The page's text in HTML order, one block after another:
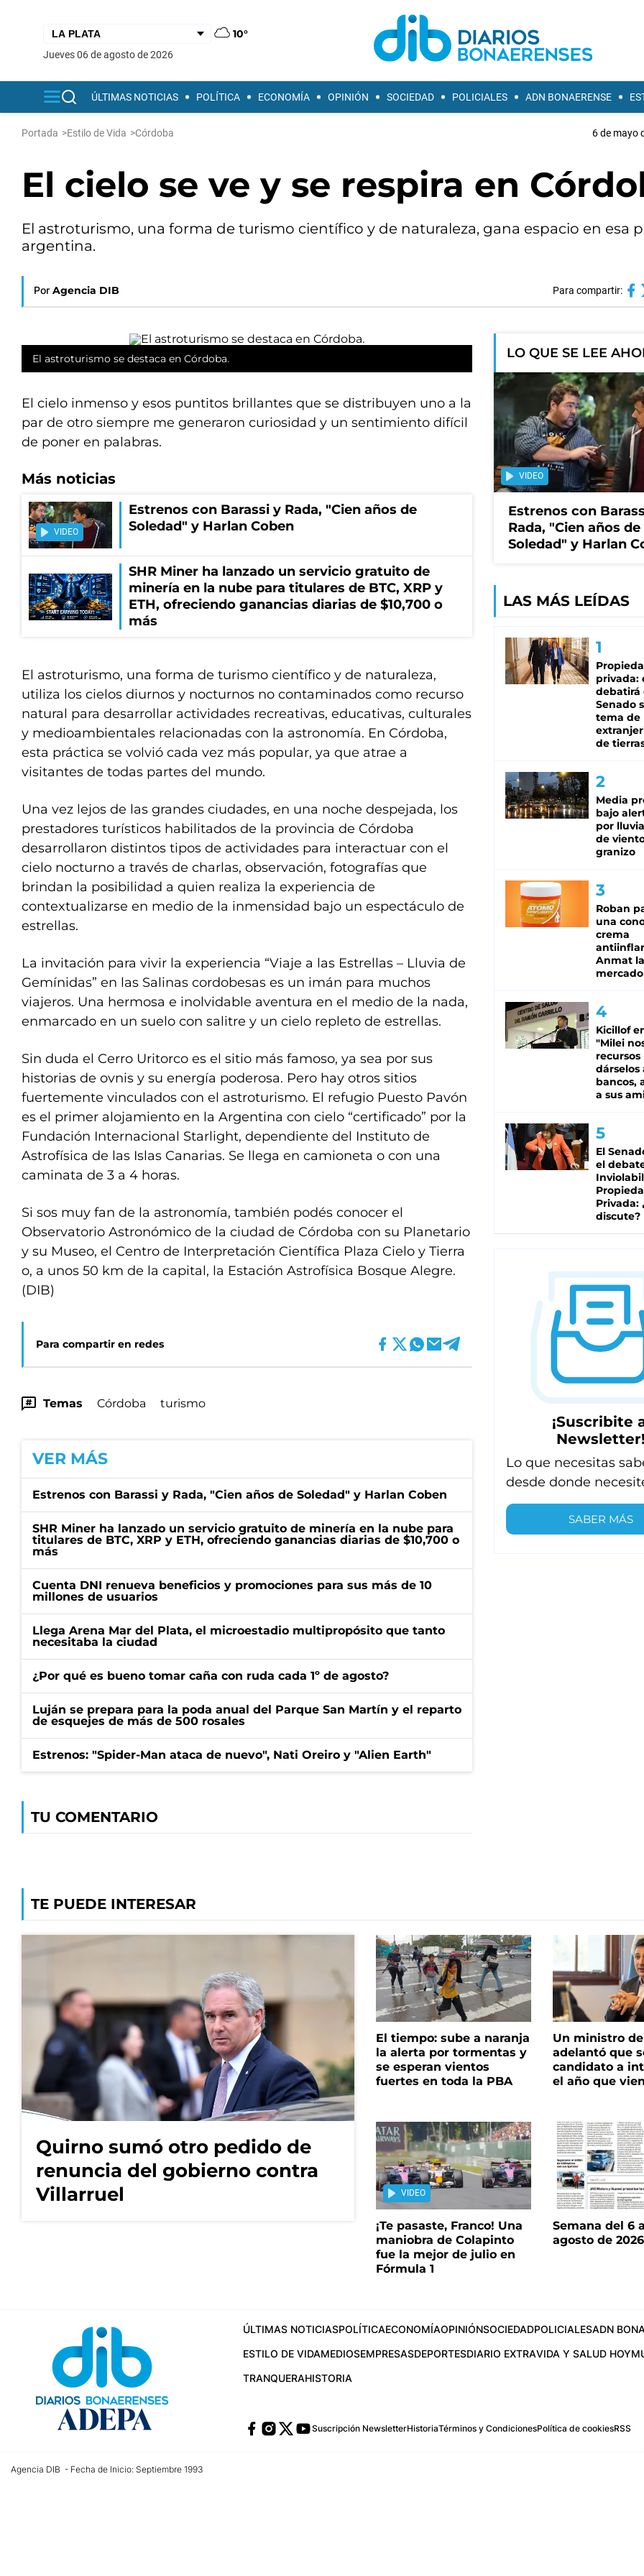
10°
jueves 06 de agosto de 2026
ÚLTIMAS NOTICIAS POLÍTICA ECONOMÍA OPINIÓN SOCIEDAD POLICIALES ADN BONAERENSE
Portada >Estilo de Vida >Córdoba 6 de mayo
El cielo se ve y se respira en
El astroturismo, una forma de turismo científico y de naturaleza, gana espacio en esa
argentina.
Por Agencia DIB Para compartir:
El astroturismo se destaca en Córdoba.
El cielo inmenso y esos puntitos brillantes que se distribuyen uno a la
par de otro siempre me generaron curiosidad y un sentimiento difícil
de poner en palabras.
Más noticias
VIDEO
Estrenos con Barassi y Rada, "Cien años de
Soledad" y Harlan Coben
SHR Miner ha lanzado un servicio gratuito de
minería en la nube para titulares de BTC, XRP y
ETH, ofreciendo ganancias diarias de $10,700 o
más
El astroturismo, una forma de turismo científico y de naturaleza,
utiliza los cielos diurnos y nocturnos no contaminados como recurso
natural para desarrollar actividades recreativas, educativas, culturales
y medioambientales relacionadas con la astronomía. En Córdoba,
esta práctica se volvió cada vez más popular, ya que atrae a
visitantes de todas partes del mundo.
Una vez lejos de las grandes ciudades, en una noche despejada, los
prestadores turísticos habilitados de la provincia de Córdoba
desarrollaron distintos tipos de actividades para interactuar con el
cielo nocturno a través de charlas, observación, fotografías que
brindan la posibilidad a quien realiza la experiencia de
contextualizarse en medio de la inmensidad bajo un espectáculo de
estrellas.
La invitación para vivir la experiencia “Viaje a las Estrellas – Lluvia de
Gemínidas” en las Salinas cordobesas es un imán para muchos
viajeros. Una hermosa e inolvidable aventura en el medio de la nada,
enmarcado en un suelo con salitre y un cielo repleto de estrellas.
Sin duda el Cerro Uritorco es el sitio más famoso, ya sea por sus
historias de ovnis y su energía poderosa. Pero hay otros sitios
fuertemente vinculados con el astroturismo. El refugio Puesto Pavón
es el primer alojamiento en la Argentina con cielo “certificado” por la
Fundación Internacional Starlight, dependiente del Instituto de
Astrofísica de las Islas Canarias. Se llega en camioneta o con una
caminata de 3 a 4 horas.
Si sos muy fan de la astronomía, también podés conocer el
Observatorio Astronómico de la ciudad de Córdoba con su Planetario
y su Museo, el Centro de Interpretación Científica Plaza Cielo y Tierra
o, a unos 50 km de la capital, la Estación Astrofísica Bosque Alegre.
(DIB)
Para compartir en redes
Temas Córdoba turismo
VER MÁS
Estrenos con Barassi y Rada, "Cien años de Soledad" y Harlan Coben
SHR Miner ha lanzado un servicio gratuito de minería en la nube para
titulares de BTC, XRP y ETH, ofreciendo ganancias diarias de $10,700 o
más
Cuenta DNI renueva beneficios y promociones para sus más de 10
millones de usuarios
Llega Arena Mar del Plata, el microestadio multipropósito que tanto
necesitaba la ciudad
¿Por qué es bueno tomar caña con ruda cada 1º de agosto?
Luján se prepara para la poda anual del Parque San Martín y el reparto
de esquejes de más de 500 rosales
Estrenos: "Spider-Man ataca de nuevo", Nati Oreiro y "Alien Earth"
TU COMENTARIO
LO QUE SE LEE
VIDEO
Estrenos con
Rada, "Cien años de
Soledad" y Harlan
LAS MÁS LEÍDAS
privada:
debatirá
Senado
tema de
de
Media
bajo
por
de
granizo
Roban
una
crema
Anmat
mercado
Kicillof
"Milei
recursos
dárselos
bancos,
a sus
El
el
Privada:
discute?
¡Suscribite
Newsletter!
Lo que necesitas
desde donde
SABER MÁS
TE PUEDE INTERESAR
Quirno sumó otro pedido de
renuncia del gobierno contra
Villarruel
El tiempo: sube a naranja
la alerta por tormentas y
se esperan vientos
fuertes en toda la PBA
Un ministro
adelantó que
candidato a
el año que
VIDEO
¡Te pasaste, Franco! Una
maniobra de Colapinto
fue la mejor de julio en
Fórmula 1
Semana del 6
agosto de 2026
ÚLTIMAS NOTICIASPOLÍTICAECONOMÍAOPINIÓNSOCIEDADPOLICIALESADN
ESTILO DE VIDAMEDIOSEMPRESASDEPORTESDIARIO EXTRAVIDA Y SALUD HOY
TRANQUERAHISTORIA
Suscripción NewsletterHistoriaTérminos y CondicionesPolítica de cookiesRSS
Agencia DIB - Fecha de Inicio: Septiembre 1993